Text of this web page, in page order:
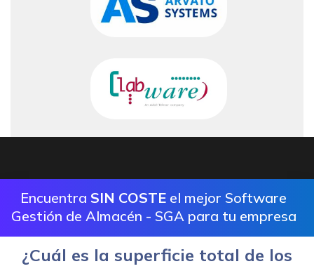
Encuentra SIN COSTE el mejor Software
Gestión de Almacén - SGA para tu empresa
¿Cuál es la superficie total de los